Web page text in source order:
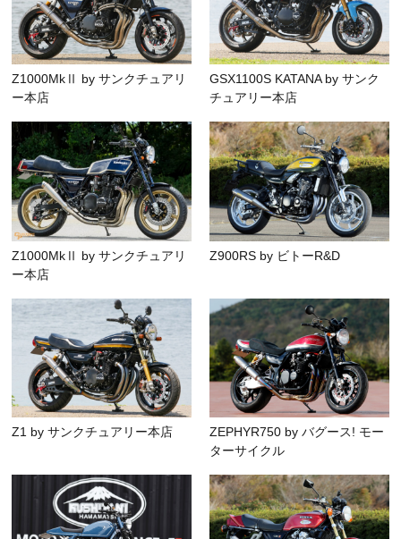
Z1000MkⅡ by サンクチュアリ
ー本店
GSX1100S KATANA by サンク
チュアリー本店
Z1000MkⅡ by サンクチュアリ
ー本店
Z900RS by ビトーR&D
Z1 by サンクチュアリー本店
ZEPHYR750 by バグース! モー
ターサイクル